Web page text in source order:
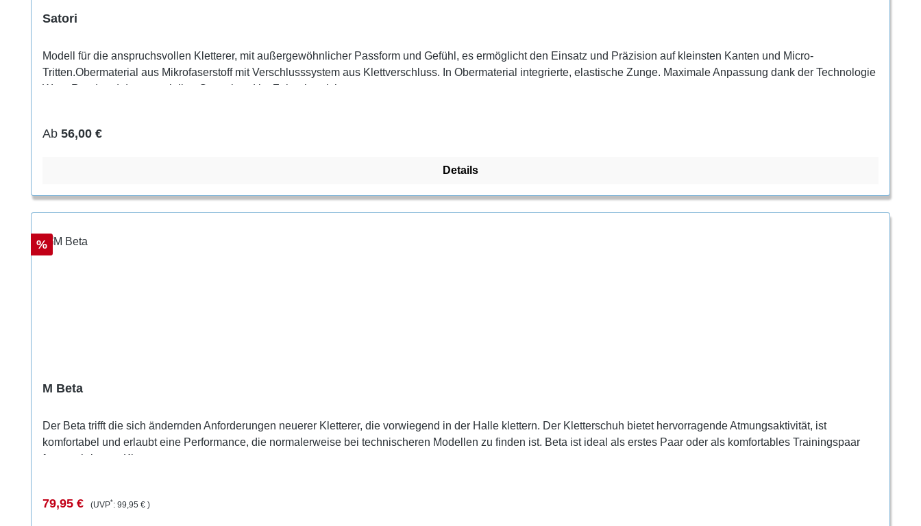
Satori
Modell für die anspruchsvollen Kletterer, mit außergewöhnlicher Passform und Gefühl, es ermöglicht den Einsatz und Präzision auf kleinsten Kanten und Micro-
Tritten.Obermaterial aus Mikrofaserstoff mit Verschlusssystem aus Klettverschluss. In Obermaterial integrierte, elastische Zunge. Maximale Anpassung dank der Technologie
Wrap Rand und dem speziellen Gummirand im Zehenbereich.
Regulärer Preis:
Ab 56,00 €
Details
Rabatt
%
M Beta
Der Beta ​trifft die sich ändernden Anforderungen neuerer Kletterer, die vorwiegend in der Halle klettern. Der Kletterschuh bietet hervorragende Atmungsaktivität, ist
komfortabel und erlaubt eine Performance, die normalerweise bei technischeren Modellen zu finden ist. Beta ist ideal als erstes Paar oder als komfortables Trainingspaar
fortgeschrittener Kletterer.
Verkaufspreis:
79,95 € (UVP*: Regulärer Preis:
99,95 € )